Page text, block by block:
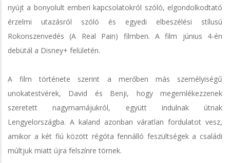
nyújt a bonyolult emberi kapcsolatokról szóló, elgondolkodtató
érzelmi utazásról szóló és egyedi elbeszélési stílusú
Rokonszenvedés (A Real Pain) filmben. A film június 4-én
debütál a Disney+ felületén.
A film története szerint a merőben más személyiségű
unokatestvérek, David és Benji, hogy megemlékezzenek
szeretett nagymamájukról, együtt indulnak útnak
Lengyelországba. A kaland azonban váratlan fordulatot vesz,
amikor a két fiú között régóta fennálló feszültségek a családi
múltjuk miatt újra felszínre törnek.